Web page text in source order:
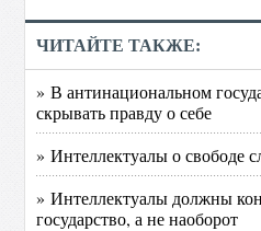
ЧИТАЙТЕ ТАКЖЕ:
» В антинациональном
скрывать правду о себе
» Интеллектуалы о свободе
» Интеллектуалы должны
государство, а не наоборот